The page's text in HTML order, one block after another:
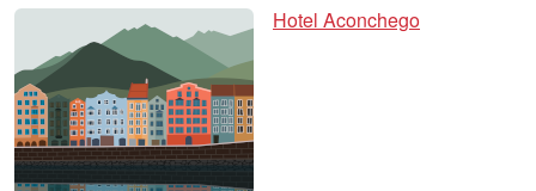
Hotel Aconchego